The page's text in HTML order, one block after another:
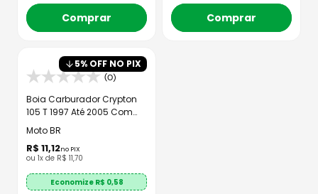
Comprar Comprar
5% OFF NO PIX
(0)
Boia Carburador Crypton
105 T 1997 Até 2005 Com
Eixo - MTBR
Moto BR
R$ 11,12no PIX
ou 1x de R$ 11,70
Economize R$ 0,58